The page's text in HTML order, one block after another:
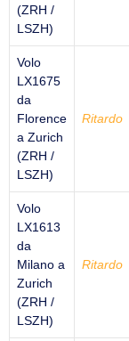
(ZRH /
LSZH)
Volo
LX1675
da
Florence
a Zurich
(ZRH /
LSZH)
Ritardo
Volo
LX1613
da
Milano a
Zurich
(ZRH /
LSZH)
Ritardo